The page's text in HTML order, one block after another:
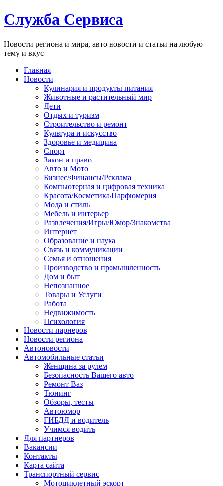
Служба Сервиса
Новости региона и мира, авто новости и статьи на любую
тему и вкус
Главная
Новости
Кулинария и продукты питания
Животные и растительный мир
Дети
Отдых и туризм
Строительство и ремонт
Культура и искусство
Здоровье и медицина
Спорт
Закон и право
Авто и Мото
Бизнес/Финансы/Реклама
Компьютерная и цифровая техника
Красота/Косметика/Парфюмерия
Мода и стиль
Мебель и интерьер
Развлечения/Игры/Юмор/Знакомства
Интернет
Образование и наука
Связь и коммуникации
Семья и отношения
Производство и промышленность
Дом и быт
Непознанное
Товары и Услуги
Работа
Недвижимость
Психология
Новости парнеров
Новости региона
Автоновости
Автомобильные статьи
Женщина за рулем
Безопасность Вашего авто
Ремонт Ваз
Тюнинг
Обзоры, тесты
Автоюмор
ГИБДД и водитель
Учимся водить
Для партнеров
Вакансии
Контакты
Карта сайта
Транспортный сервис
Мотоциклетный эскорт